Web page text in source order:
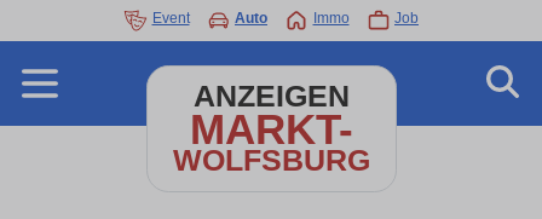
Event Auto Immo Job
ANZEIGEN
MARKT-
WOLFSBURG